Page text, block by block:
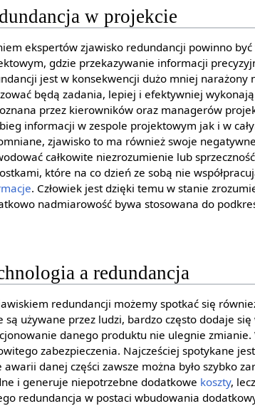
w projekcie
ekspertów zjawisko redundancji powinno
gdzie przekazywanie informacji
jest w konsekwencji dużo mniej narażony
będą zadania, lepiej i efektywniej
przez kierowników oraz managerów
informacji w zespole projektowym jak i w
zjawisko to ma również swoje
całkowite niezrozumienie lub
które na co dzień ze sobą nie
. Człowiek jest dzięki temu w stanie
nadmiarowość bywa stosowana do
a redundancja
redundancji możemy spotkać się
są używane przez ludzi, bardzo często dodaje
danego produktu nie ulegnie
zabezpieczenia. Najcześciej spotykane
awarii danej części zawsze można było szybko
i generuje niepotrzebne dodatkowe koszty,
redundancja w postaci wbudowania